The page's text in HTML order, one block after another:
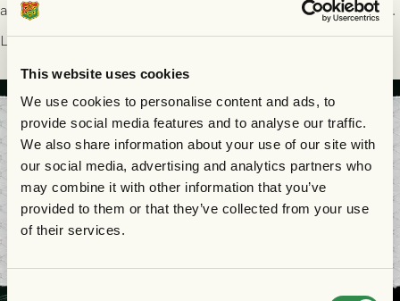
This website uses cookies
We use cookies to personalise content and ads, to
provide social media features and to analyse our traffic.
We also share information about your use of our site with
our social media, advertising and analytics partners who
may combine it with other information that you’ve
provided to them or that they’ve collected from your use
of their services.
Consent
andra kvalmatchen till Conference League på Right to Dream
Park! Fredrik Holmberg och ledarstaben har tagit ut följande
Läs mer